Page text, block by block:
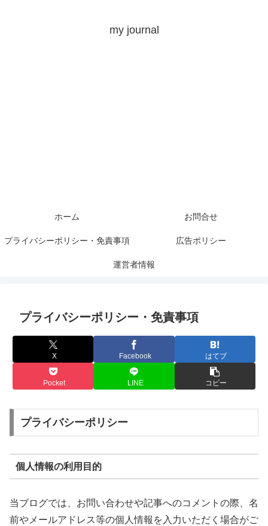
my journal
ホーム お問合せ
プライバシーポリシー・免責事項 広告ポリシー
運営者情報
プライバシーポリシー・免責事項
X Facebook はてブ
Pocket LINE コピー
プライバシーポリシー
個人情報の利用目的
当ブログでは、お問い合わせや記事へのコメントの際、名
前やメールアドレス等の個人情報を入力いただく場合がご